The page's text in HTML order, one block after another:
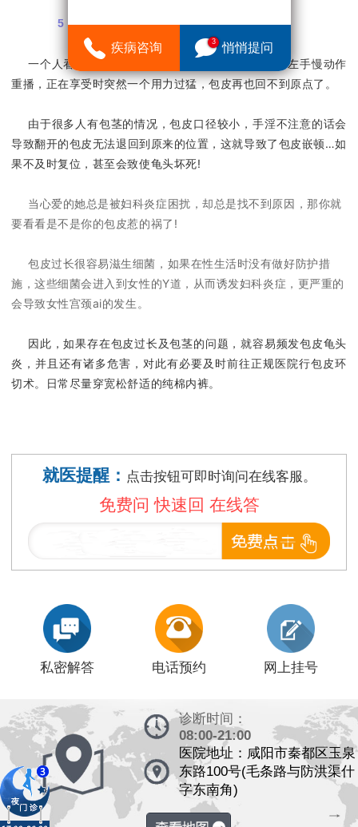
5，撸管也不能放纵
一个人看爱情动作片，左手右手一个慢动作，右手左手慢动作
重播，正在享受时突然一个用力过猛，包皮再也回不到原点了。
由于很多人有包茎的情况，包皮口径较小，手淫不注意的话会
导致翻开的包皮无法退回到原来的位置，这就导致了包皮嵌顿…如
果不及时复位，甚至会致使龟头坏死!
当心爱的她总是被妇科炎症困扰，却总是找不到原因，那你就
要看看是不是你的包皮惹的祸了!
包皮过长很容易滋生细菌，如果在性生活时没有做好防护措
施，这些细菌会进入到女性的Y道，从而诱发妇科炎症，更严重的
会导致女性宫颈ai的发生。
因此，如果存在包皮过长及包茎的问题，就容易频发包皮龟头
炎，并且还有诸多危害，对此有必要及时前往正规医院行包皮环
切术。日常尽量穿宽松舒适的纯棉内裤。
就医提醒： 点击按钮可即时询问在线客服。
免费问 快速回 在线答
私密解答 电话预约 网上挂号
诊断时间：
08:00-21:00
医院地址：咸阳市秦都区玉泉
东路100号(毛条路与防洪渠什
字东南角)
疾病咨询 3 悄悄提问